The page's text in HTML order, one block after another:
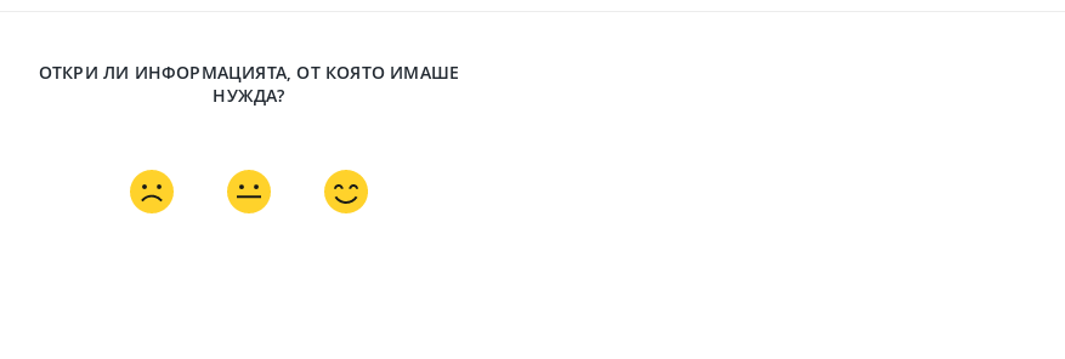
ОТКРИ ЛИ ИНФОРМАЦИЯТА, ОТ КОЯТО ИМАШЕ
НУЖДА?